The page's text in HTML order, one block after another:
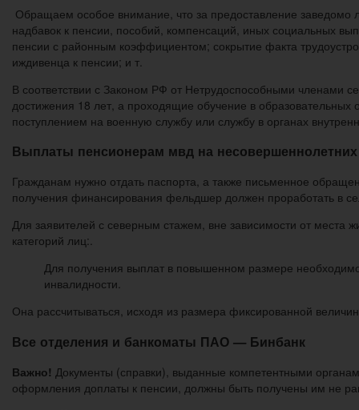
Обращаем особое внимание, что за предоставление
надбавок к пенсии, пособий, компенсаций, иных социальных
пенсии с районным коэффициентом; сокрытие факта
иждивенца к пенсии; и т.
В соответствии с Законом РФ от Нетрудоспособными членами
достижения 18 лет, а проходящие обучение в
поступлением на военную службу или службу в органах
Выплаты пенсионерам мвд на несовершеннолетних
Гражданам нужно отдать паспорта, а также письменное
получения финансирования фельдшер должен проработать в
Для заявителей с северным стажем, вне зависимости от места
категорий лиц:.
Для получения выплат в повышенном размере
инвалидности.
Она рассчитываться, исходя из размера фиксированной
Все отделения и банкоматы ПАО — Бинбанк
Важно! Документы (справки), выданные компетентными
оформления доплаты к пенсии, должны быть получены им не